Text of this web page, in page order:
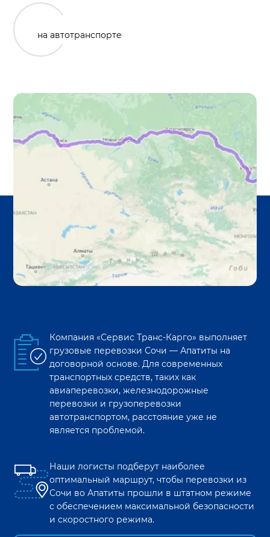
на автотранспорте
Компания «Сервис Транс-Карго» выполняет
грузовые перевозки Сочи —Апатиты на
договорной основе. Для современных
транспортных средств, таких как
авиаперевозки, железнодорожные
перевозки и грузоперевозки
автотранспортом, расстояние уже не
является проблемой.
Наши логисты подберут наиболее
оптимальный маршрут, чтобы перевозки из
Сочи воАпатиты прошли в штатном режиме
с обеспечением максимальной безопасности
и скоростного режима.